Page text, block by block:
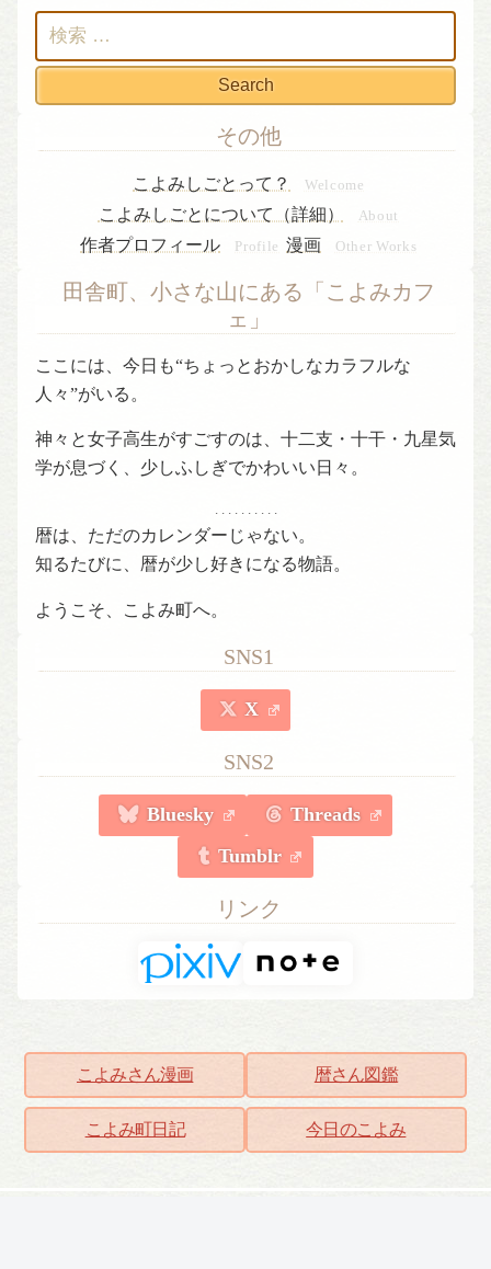
索:
その他
こよみしごとって？ Welcome
こよみしごとについて（詳細） About
作者プロフィール Profile 漫画 Other Works
田舎町、小さな山にある「こよみカフ
ェ」
ここには、今日も“ちょっとおかしなカラフルな
人々”がいる。
神々と女子高生がすごすのは、十二支・十干・九星気
学が息づく、少しふしぎでかわいい日々。
. . . . . . . . . .
暦は、ただのカレンダーじゃない。
知るたびに、暦が少し好きになる物語。
ようこそ、こよみ町へ。
SNS1
X
SNS2
Bluesky
Threads
Tumblr
リンク
こよみさん漫画 暦さん図鑑
こよみ町日記 今日のこよみ